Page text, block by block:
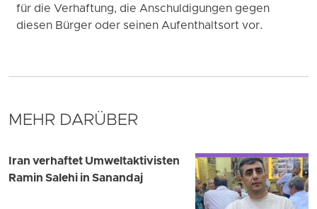
für die Verhaftung, die Anschuldigungen gegen
diesen Bürger oder seinen Aufenthaltsort vor.
MEHR DARÜBER
Iran verhaftet Umweltaktivisten
Ramin Salehi in Sanandaj